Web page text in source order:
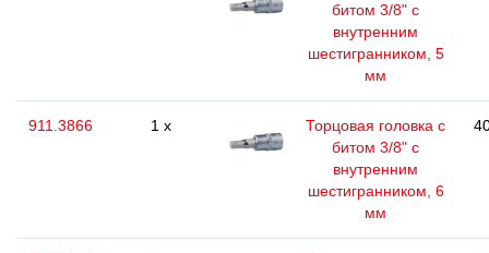
битом 3/8" с
внутренним
шестигранником, 5
мм
911.3866 1 x
Торцовая головка с
битом 3/8" с
внутренним
шестигранником, 6
мм